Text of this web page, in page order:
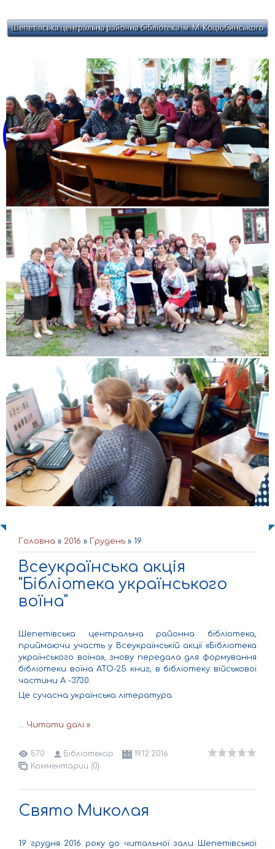
Головна » 2016 » Грудень » 19
Всеукраїнська акція
"Бібліотека українського
воїна"
Шепетівська центральна районна бібліотека,
приймаючи участь у Всеукраїнській акції «Бібліотека
українського воїна», знову передала для формування
бібліотеки воїна АТО-25 книг, в бібліотеку військової
частини А -3730.
Це сучасна українська література.
... Читати далі »
570 Бібліотекар
19.12.2016
Комментарии (0)
Свято Миколая
19 грудня 2016 року до читальної зали Шепетівської